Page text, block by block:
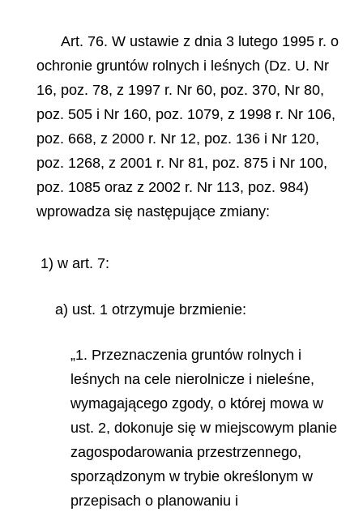
Art. 76. W ustawie z dnia 3 lutego 1995 r. o
ochronie gruntów rolnych i leśnych (Dz. U. Nr
16, poz. 78, z 1997 r. Nr 60, poz. 370, Nr 80,
poz. 505 i Nr 160, poz. 1079, z 1998 r. Nr 106,
poz. 668, z 2000 r. Nr 12, poz. 136 i Nr 120,
poz. 1268, z 2001 r. Nr 81, poz. 875 i Nr 100,
poz. 1085 oraz z 2002 r. Nr 113, poz. 984)
wprowadza się następujące zmiany:
1) w art. 7:
a) ust. 1 otrzymuje brzmienie:
„1. Przeznaczenia gruntów rolnych i
leśnych na cele nierolnicze i nieleśne,
wymagającego zgody, o której mowa w
ust. 2, dokonuje się w miejscowym planie
zagospodarowania przestrzennego,
sporządzonym w trybie określonym w
przepisach o planowaniu i